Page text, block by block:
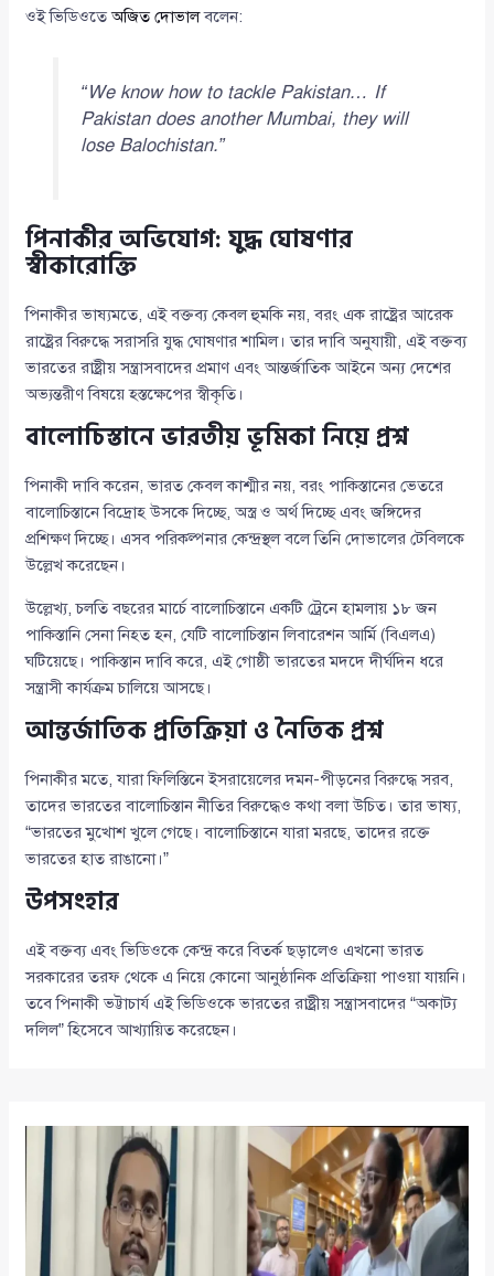
ওই ভিডিওতেঅজিত দোভালবলেন:
“We know how to tackle Pakistan… If
Pakistan does another Mumbai, they will
lose Balochistan.”
পিনাকীর অভিযোগ: যুদ্ধ ঘোষণার
স্বীকারোক্তি
পিনাকীর ভাষ্যমতে, এই বক্তব্য কেবল হুমকি নয়, বরং এক রাষ্ট্রের আরেক
রাষ্ট্রের বিরুদ্ধে সরাসরি যুদ্ধ ঘোষণার শামিল। তার দাবি অনুযায়ী, এই বক্তব্য
ভারতের রাষ্ট্রীয় সন্ত্রাসবাদের প্রমাণ এবং আন্তর্জাতিক আইনে অন্য দেশের
অভ্যন্তরীণ বিষয়ে হস্তক্ষেপের স্বীকৃতি।
বালোচিস্তানে ভারতীয় ভূমিকা নিয়ে প্রশ্ন
পিনাকী দাবি করেন, ভারত কেবল কাশ্মীর নয়, বরং পাকিস্তানের ভেতরে
বালোচিস্তানে বিদ্রোহ উসকে দিচ্ছে, অস্ত্র ও অর্থ দিচ্ছে এবং জঙ্গিদের
প্রশিক্ষণ দিচ্ছে। এসব পরিকল্পনার কেন্দ্রস্থল বলে তিনি দোভালের টেবিলকে
উল্লেখ করেছেন।
উল্লেখ্য, চলতি বছরের মার্চে বালোচিস্তানে একটি ট্রেনে হামলায় ১৮ জন
পাকিস্তানি সেনা নিহত হন, যেটি বালোচিস্তান লিবারেশন আর্মি (বিএলএ)
ঘটিয়েছে। পাকিস্তান দাবি করে, এই গোষ্ঠী ভারতের মদদে দীর্ঘদিন ধরে
সন্ত্রাসী কার্যক্রম চালিয়ে আসছে।
আন্তর্জাতিক প্রতিক্রিয়া ও নৈতিক প্রশ্ন
পিনাকীর মতে, যারা ফিলিস্তিনে ইসরায়েলের দমন-পীড়নের বিরুদ্ধে সরব,
তাদের ভারতের বালোচিস্তান নীতির বিরুদ্ধেও কথা বলা উচিত। তার ভাষ্য,
“ভারতের মুখোশ খুলে গেছে। বালোচিস্তানে যারা মরছে, তাদের রক্তে
ভারতের হাত রাঙানো।”
উপসংহার
এই বক্তব্য এবং ভিডিওকে কেন্দ্র করে বিতর্ক ছড়ালেও এখনো ভারত
সরকারের তরফ থেকে এ নিয়ে কোনো আনুষ্ঠানিক প্রতিক্রিয়া পাওয়া যায়নি।
তবে পিনাকী ভট্টাচার্য এই ভিডিওকে ভারতের রাষ্ট্রীয় সন্ত্রাসবাদের “অকাট্য
দলিল” হিসেবে আখ্যায়িত করেছেন।